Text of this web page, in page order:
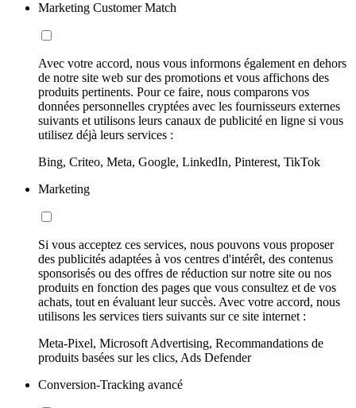
Marketing Customer Match
Avec votre accord, nous vous informons également en dehors
de notre site web sur des promotions et vous affichons des
produits pertinents. Pour ce faire, nous comparons vos
données personnelles cryptées avec les fournisseurs externes
suivants et utilisons leurs canaux de publicité en ligne si vous
utilisez déjà leurs services :
Bing, Criteo, Meta, Google, LinkedIn, Pinterest, TikTok
Marketing
Si vous acceptez ces services, nous pouvons vous proposer
des publicités adaptées à vos centres d'intérêt, des contenus
sponsorisés ou des offres de réduction sur notre site ou nos
produits en fonction des pages que vous consultez et de vos
achats, tout en évaluant leur succès. Avec votre accord, nous
utilisons les services tiers suivants sur ce site internet :
Meta-Pixel, Microsoft Advertising, Recommandations de
produits basées sur les clics, Ads Defender
Conversion-Tracking avancé